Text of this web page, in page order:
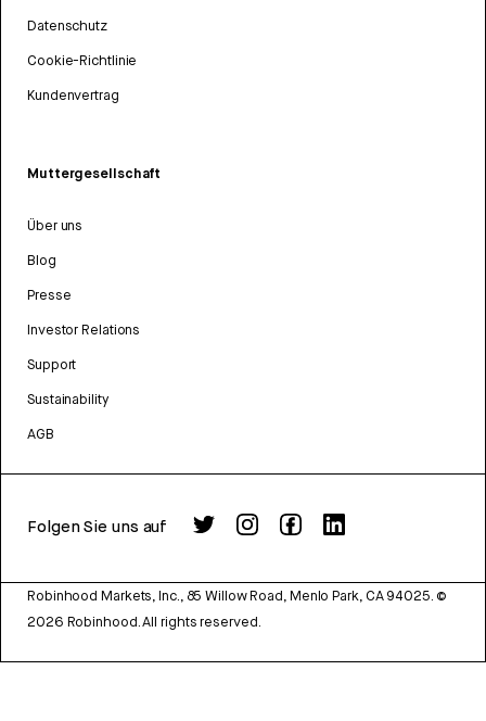
Datenschutz
Cookie-Richtlinie
Kundenvertrag
Muttergesellschaft
Über uns
Blog
Presse
Investor Relations
Support
Sustainability
AGB
Folgen Sie uns auf
Robinhood Markets, Inc., 85 Willow Road, Menlo Park, CA 94025. ©
2026 Robinhood. All rights reserved.